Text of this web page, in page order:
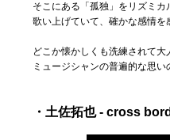
そこにある「孤独」をリズミ
歌い上げていて、確かな感情を
どこか懐かしくも洗練されて大
ミュージシャンの普遍的な思い
・土佐拓也 - cross